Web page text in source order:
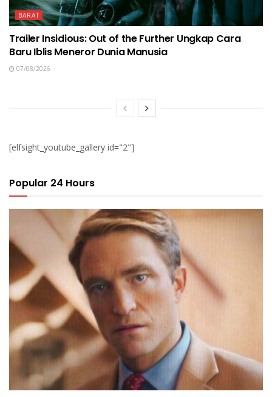
BARAT
Trailer Insidious: Out of the Further Ungkap Cara
Baru Iblis Meneror Dunia Manusia
07/08/2026
[elfsight_youtube_gallery id="2"]
Popular 24 Hours